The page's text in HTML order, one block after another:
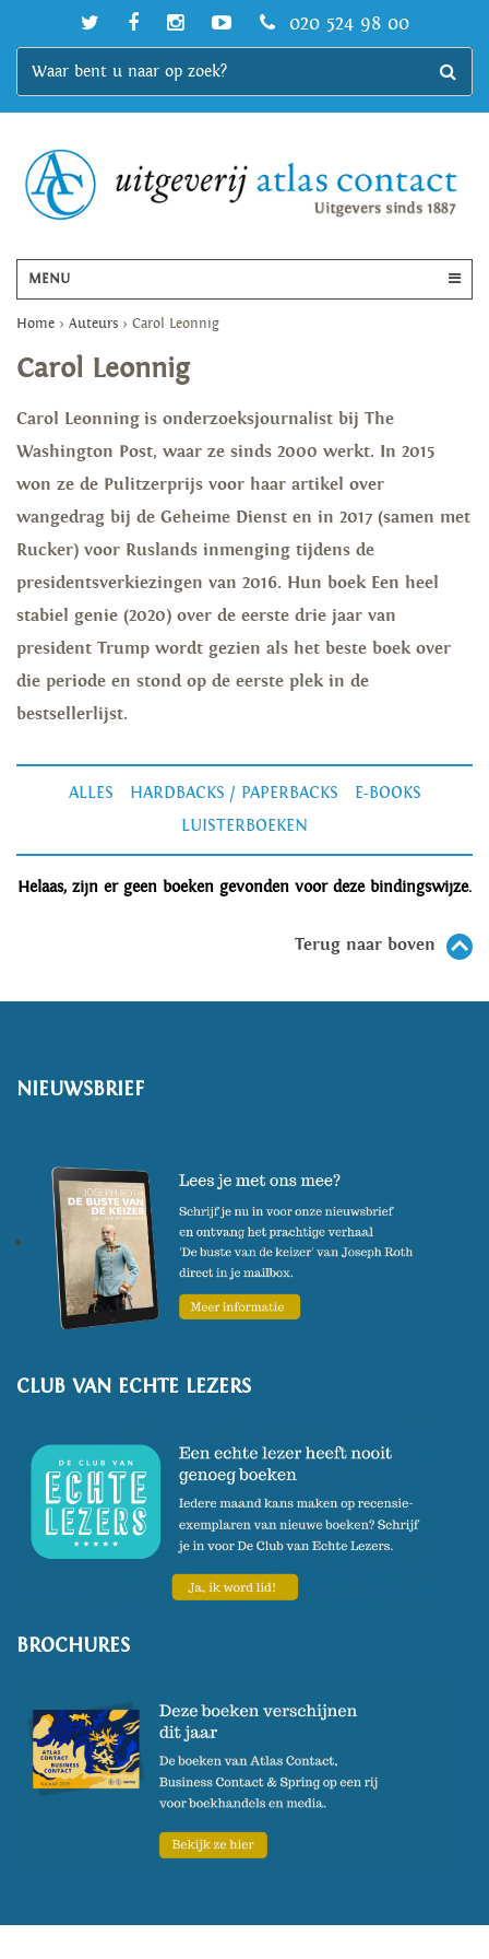
020 524 98 00
MENU
Home > Auteurs > Carol Leonnig
Carol Leonnig
Carol Leonning is onderzoeksjournalist bij The
Washington Post, waar ze sinds 2000 werkt. In 2015
won ze de Pulitzerprijs voor haar artikel over
wangedrag bij de Geheime Dienst en in 2017 (samen met
Rucker) voor Ruslands inmenging tijdens de
presidentsverkiezingen van 2016. Hun boek Een heel
stabiel genie (2020) over de eerste drie jaar van
president Trump wordt gezien als het beste boek over
die periode en stond op de eerste plek in de
bestsellerlijst.
ALLES HARDBACKS / PAPERBACKS
E-BOOKS
LUISTERBOEKEN
Helaas, zijn er geen boeken gevonden voor deze bindingswijze.
Terug naar boven
NIEUWSBRIEF
CLUB VAN ECHTE LEZERS
BROCHURES